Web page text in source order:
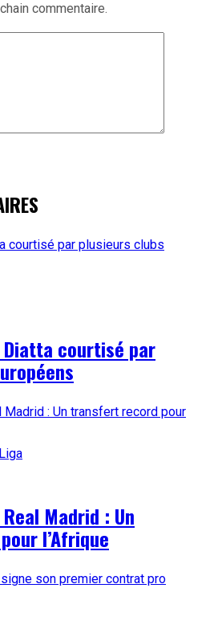
commentaire.
courtisé par
Liga
Madrid : Un
l’Afrique